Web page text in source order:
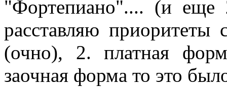
"Фортепиано".... (и еще
расставляю
(очно), 2. платная
заочная форма то это